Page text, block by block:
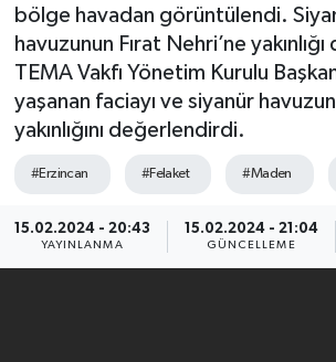
bölge havadan görüntülendi.
havuzunun Fırat Nehri’ne
TEMA Vakfı Yönetim Kurulu
yaşanan faciayı ve siyanür
yakınlığını değerlendirdi.
#Erzincan #Felaket #Maden
15.02.2024 - 20:43
YAYINLANMA
15.02.2024 - 21:04
GÜNCELLEME
Kilimli
Kozlu
YAŞAM
Son Dakika Haberleri
Haber Arşivi